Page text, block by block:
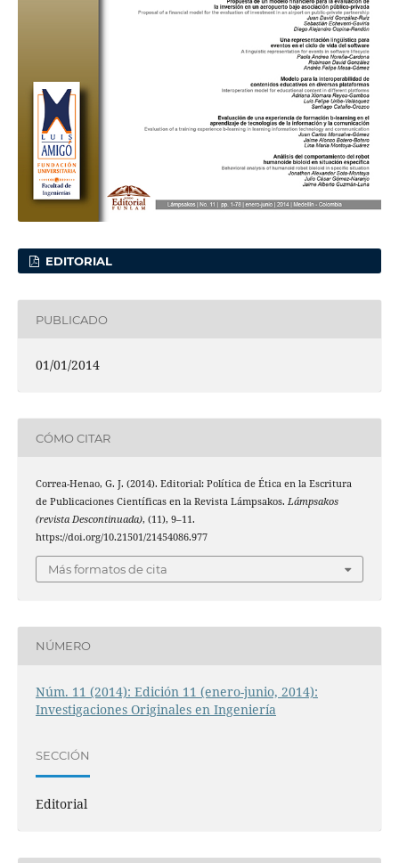
EDITORIAL
PUBLICADO
01/01/2014
CÓMO CITAR
Correa-Henao, G. J. (2014). Editorial: Política de Ética en la Escritura
de Publicaciones Científicas en la Revista Lámpsakos. Lámpsakos
(revista Descontinuada), (11), 9–11.
https://doi.org/10.21501/21454086.977
Más formatos de cita
NÚMERO
Núm. 11 (2014): Edición 11 (enero-junio, 2014):
Investigaciones Originales en Ingeniería
SECCIÓN
Editorial